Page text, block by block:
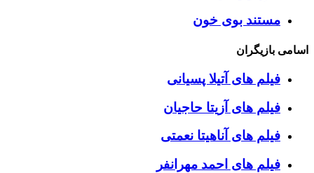
مستند بوی خون
اسامی بازیگران
فیلم های آتیلا پسیانی
فیلم های آزیتا حاجیان
فیلم های آناهیتا نعمتی
فیلم های احمد مهرانفر